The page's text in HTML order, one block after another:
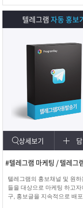
텔레그램자동 홍보
상세보기
텔레그램의 홍보채널 및 원하
들을 대상으로 마케팅 하고자
구, 홍보글을 지속적으로 배